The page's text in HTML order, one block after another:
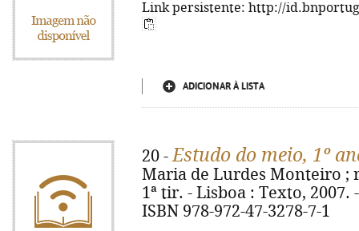
Link persistente: http://
ADICIONAR À LISTA
20 -Estudo do meio, 1º
Maria de Lurdes Monteiro ;
1ª tir. - Lisboa : Texto, 2007.
ISBN 978-972-47-3278-7-1